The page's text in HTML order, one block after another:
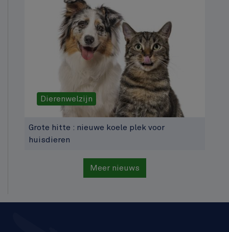
Dierenwelzijn
Grote hitte : nieuwe koele plek voor
huisdieren
Meer nieuws